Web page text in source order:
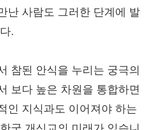
난 사람도 그러한 단계에 발
.
참된 안식을 누리는 궁극의
보다 높은 차원을 통합하면
인 지식과도 이어져야 하는